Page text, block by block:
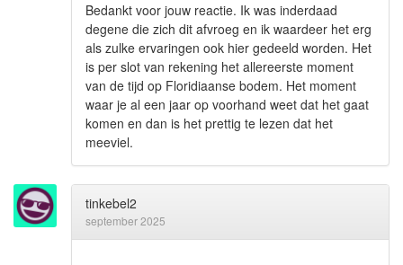
Bedankt voor jouw reactie. Ik was inderdaad
degene die zich dit afvroeg en ik waardeer het erg
als zulke ervaringen ook hier gedeeld worden. Het
is per slot van rekening het allereerste moment
van de tijd op Floridiaanse bodem. Het moment
waar je al een jaar op voorhand weet dat het gaat
komen en dan is het prettig te lezen dat het
meeviel.
tinkebel2
september 2025